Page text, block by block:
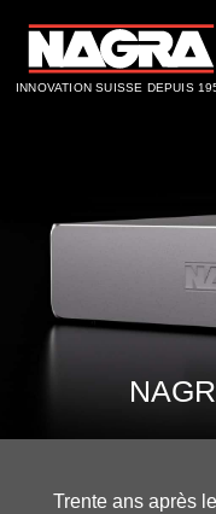
INNOVATION SUISSE DEPUIS
Trente ans après